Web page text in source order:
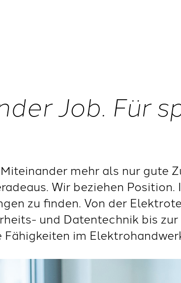
Job. Für
mehr als nur gute
Wir beziehen
zu finden. Von der
und Datentechnik bis
Fähigkeiten im